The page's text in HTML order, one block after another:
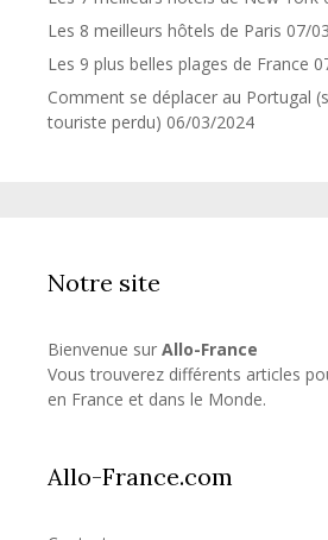
Les 8 meilleurs hôtels de Paris 07/
Les 9 plus belles plages de France
Comment se déplacer au Portugal
touriste perdu) 06/03/2024
Notre site
Bienvenue sur Allo-France
Vous trouverez différents articles
en France et dans le Monde.
Allo-France.com